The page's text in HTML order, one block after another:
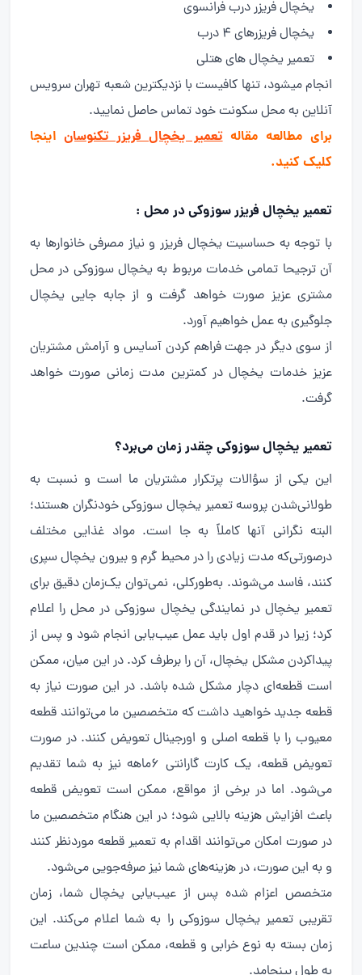
یخچال فریزر درب فرانسوی
یخچال فریزرهای 4 درب
تعمیر یخچال های هتلی
انجام میشود، تنها کافیست با نزدیکترین شعبه تهران سرویس
آنلاین به محل سکونت خود تماس حاصل نمایید.
برای مطالعه مقالهتعمیر یخچال فریزر تکنوساناینجا
کلیک کنید.
تعمیر یخچال فریزر سوزوکی در محل :
با توجه به حساسیت یخچال فریزر و نیاز مصرفی خانوارها به
آن ترجیحا تمامی خدمات مربوط به یخچال سوزوکی در محل
مشتری عزیز صورت خواهد گرفت و از جابه جایی یخچال
جلوگیری به عمل خواهیم آورد.
از سوی دیگر در جهت فراهم کردن آسایس و آرامش مشتریان
عزیز خدمات یخچال در کمترین مدت زمانی صورت خواهد
گرفت.
تعمیر یخچال سوزوکی چقدر زمان می‌برد؟
این یکی از سؤالات پرتکرار مشتریان ما است و نسبت به
طولانی‌شدن پروسه تعمیر یخچال سوزوکی خودنگران هستند؛
البته نگرانی آنها کاملاً به جا است. مواد غذایی مختلف
درصورتی‌که مدت زیادی را در محیط گرم و بیرون یخچال سپری
کنند، فاسد می‌شوند. به‌طورکلی، نمی‌توان یک‌زمان دقیق برای
تعمیر یخچال در نمایندگی یخچال سوزوکی در محل را اعلام
کرد؛ زیرا در قدم اول باید عمل عیب‌یابی انجام شود و پس از
پیداکردن مشکل یخچال، آن را برطرف کرد. در این میان، ممکن
است قطعه‌ای دچار مشکل شده باشد. در این صورت نیاز به
قطعه جدید خواهید داشت که متخصصین ما می‌توانند قطعه
معیوب را با قطعه اصلی و اورجینال تعویض کنند. در صورت
تعویض قطعه، یک کارت گارانتی ۶ماهه نیز به شما تقدیم
می‌شود. اما در برخی از مواقع، ممکن است تعویض قطعه
باعث افزایش هزینه بالایی شود؛ در این هنگام متخصصین ما
در صورت امکان می‌توانند اقدام به تعمیر قطعه موردنظر کنند
و به این صورت، در هزینه‌های شما نیز صرفه‌جویی می‌شود.
متخصص اعزام شده پس از عیب‌یابی یخچال شما، زمان
تقریبی تعمیر یخچال سوزوکی را به شما اعلام می‌کند. این
زمان بسته به نوع خرابی و قطعه، ممکن است چندین ساعت